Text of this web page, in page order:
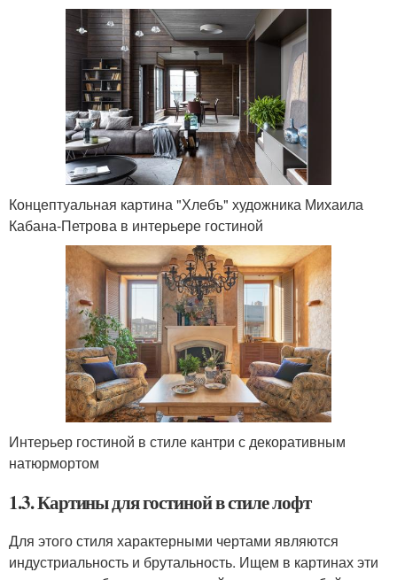
Концептуальная картина "Хлебъ" художника Михаила
Кабана-Петрова в интерьере гостиной
Интерьер гостиной в стиле кантри с декоративным
натюрмортом
1.3. Картины для гостиной в стиле лофт
Для этого стиля характерными чертами являются
индустриальность и брутальность. Ищем в картинах эти